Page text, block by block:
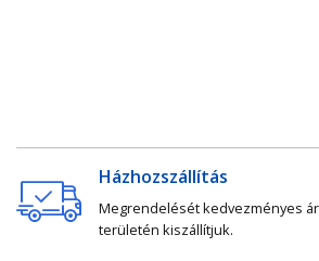
Házhozszállítás
Megrendelését kedvezményes
területén kiszállítjuk.